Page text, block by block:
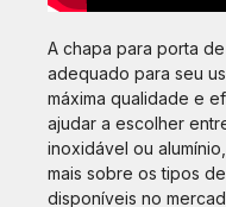
A chapa para porta
adequado para seu
máxima qualidade e
ajudar a escolher
inoxidável ou
mais sobre os tipos
disponíveis no